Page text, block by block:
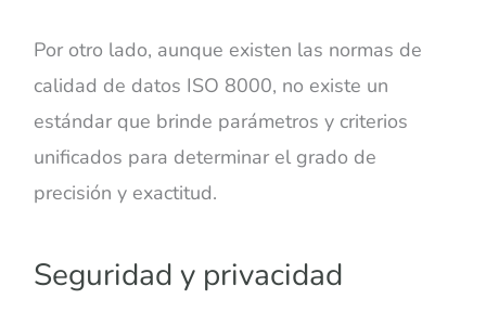
Por otro lado, aunque existen las normas de
calidad de datos ISO 8000, no existe un
estándar que brinde parámetros y criterios
unificados para determinar el grado de
precisión y exactitud.
Seguridad y privacidad